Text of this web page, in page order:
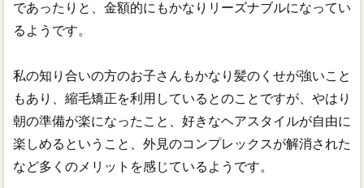
であったりと、金額的にもかなりリーズナブルになってい
るようです。
私の知り合いの方のお子さんもかなり髪のくせが強いこと
もあり、縮毛矯正を利用しているとのことですが、やはり
朝の準備が楽になったこと、好きなヘアスタイルが自由に
楽しめるということ、外見のコンプレックスが解消された
など多くのメリットを感じているようです。